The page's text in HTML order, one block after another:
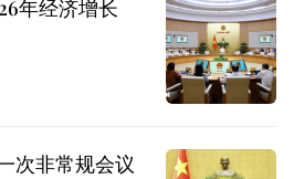
年经济增长
次非常规会议